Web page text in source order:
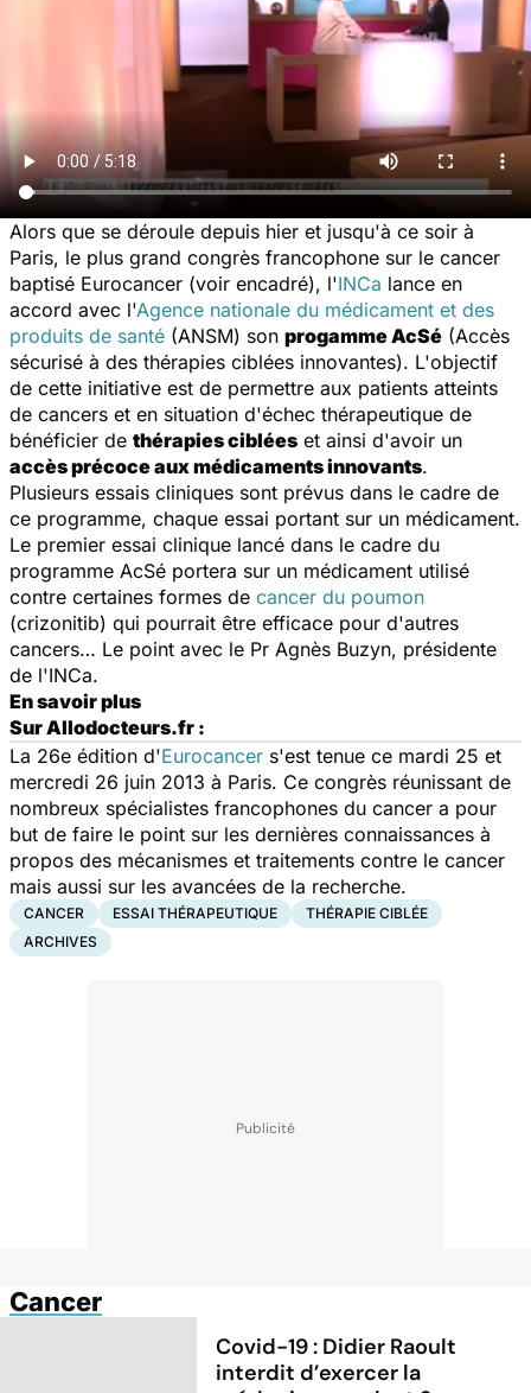
Alors que se déroule depuis hier et jusqu'à ce soir à
Paris, le plus grand congrès francophone sur le cancer
baptisé Eurocancer (voir encadré), l'INCa lance en
accord avec l'Agence nationale du médicament et des
produits de santé (ANSM) son progamme AcSé (Accès
sécurisé à des thérapies ciblées innovantes). L'objectif
de cette initiative est de permettre aux patients atteints
de cancers et en situation d'échec thérapeutique de
bénéficier de thérapies ciblées et ainsi d'avoir un
accès précoce aux médicaments innovants.
Plusieurs essais cliniques sont prévus dans le cadre de
ce programme, chaque essai portant sur un médicament.
Le premier essai clinique lancé dans le cadre du
programme AcSé portera sur un médicament utilisé
contre certaines formes de cancer du poumon
(crizonitib) qui pourrait être efficace pour d'autres
cancers… Le point avec le Pr Agnès Buzyn, présidente
de l'INCa.
En savoir plus
Sur Allodocteurs.fr :
La 26e édition d'Eurocancer s'est tenue ce mardi 25 et
mercredi 26 juin 2013 à Paris. Ce congrès réunissant de
nombreux spécialistes francophones du cancer a pour
but de faire le point sur les dernières connaissances à
propos des mécanismes et traitements contre le cancer
mais aussi sur les avancées de la recherche.
CANCER ESSAI THÉRAPEUTIQUE
THÉRAPIE CIBLÉE
ARCHIVES
Cancer
Covid-19 : Didier Raoult
interdit d’exercer la